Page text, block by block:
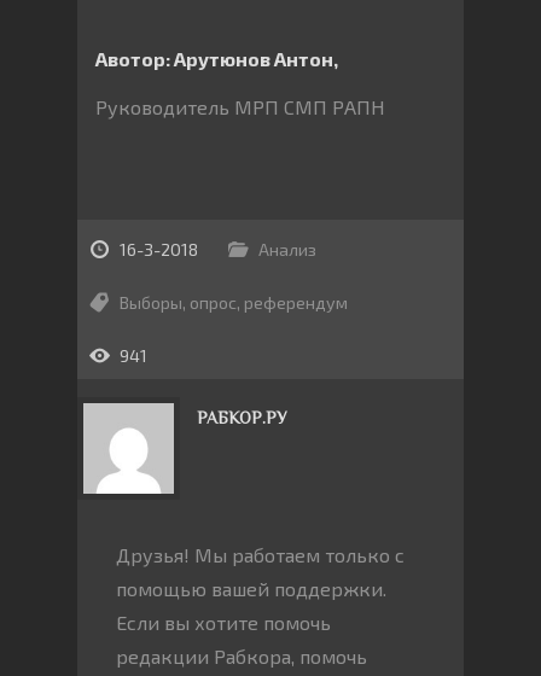
Авотор: Арутюнов Антон,
Руководитель МРП СМП РАПН
16-3-2018 Анализ
Выборы, опрос, референдум
941
РАБКОР.РУ
Друзья! Мы работаем только с
помощью вашей поддержки.
Если вы хотите помочь
редакции Рабкора, помочь